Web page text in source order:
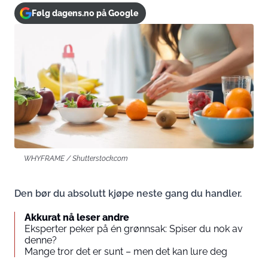
Følg dagens.no på Google
WHYFRAME / Shutterstock.com
Den bør du absolutt kjøpe neste gang du handler.
Akkurat nå leser andre
Eksperter peker på én grønnsak: Spiser du nok av
denne?
Mange tror det er sunt – men det kan lure deg